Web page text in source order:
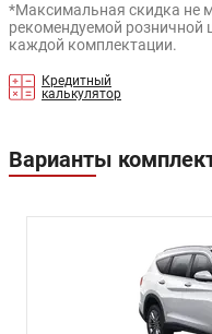
*Максимальная скидка не
рекомендуемой розничной
каждой комплектации.
Кредитный
калькулятор
Варианты